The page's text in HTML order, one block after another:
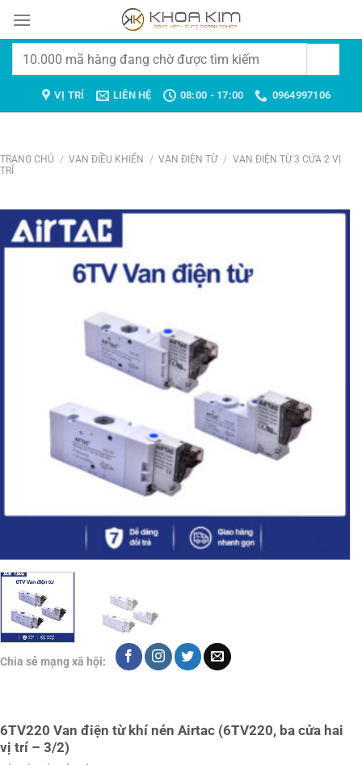
đến
Tìm
VỊ TRÍ LIÊN HỆ 08:00 - 17:00 0964997106
TRANG CHỦ / VAN ĐIỀU KHIỂN / VAN ĐIỆN TỪ / VAN ĐIỆN TỪ 3 CỬA 2 VỊ
TRÍ
Chia sẻ mạng xã hội:
6TV220 Van điện từ khí nén Airtac (6TV220, ba cửa hai
vị trí – 3/2)